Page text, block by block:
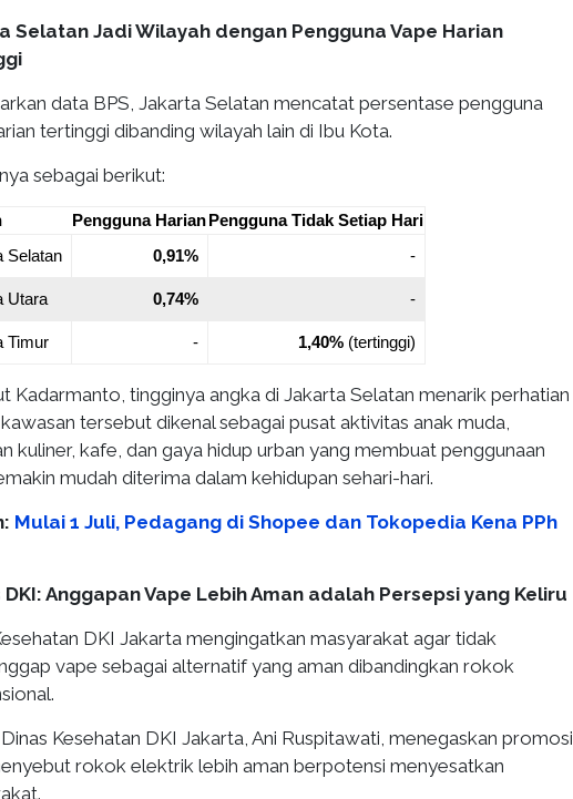
Selatan Jadi Wilayah dengan Pengguna Vape Harian
data BPS, Jakarta Selatan mencatat persentase pengguna
tertinggi dibanding wilayah lain di Ibu Kota.
sebagai berikut:
Pengguna HarianPengguna Tidak Setiap Hari
Selatan
0,91% -
Utara 0,74% -
Timur - 1,40% (tertinggi)
Kadarmanto, tingginya angka di Jakarta Selatan menarik perhatian
tersebut dikenal sebagai pusat aktivitas anak muda,
kuliner, kafe, dan gaya hidup urban yang membuat penggunaan
mudah diterima dalam kehidupan sehari-hari.
Mulai 1 Juli, Pedagang di Shopee dan Tokopedia Kena PPh
DKI: Anggapan Vape Lebih Aman adalah Persepsi yang Keliru
DKI Jakarta mengingatkan masyarakat agar tidak
vape sebagai alternatif yang aman dibandingkan rokok
Kesehatan DKI Jakarta, Ani Ruspitawati, menegaskan promosi
rokok elektrik lebih aman berpotensi menyesatkan